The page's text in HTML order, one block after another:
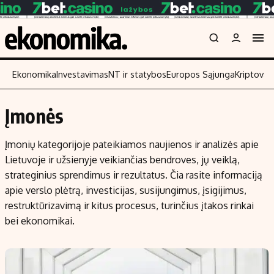
Turinys
Naujienos
Aplinka
Verslas
Energetika
Ekonomika
NT ir statybos
Finansai
Įmonės
Žemės ūkis
Technologijos
EkonomikaInvestavimasNT ir statybosEuropos Sąjunga
Įmonės
Įmonių kategorijoje pateikiamos naujienos ir analizės apie
Lietuvoje ir užsienyje veikiančias bendroves, jų veiklą,
strateginius sprendimus ir rezultatus. Čia rasite informaciją
apie verslo plėtrą, investicijas, susijungimus, įsigijimus,
restruktūrizavimą ir kitus procesus, turinčius įtakos rinkai
bei ekonomikai.